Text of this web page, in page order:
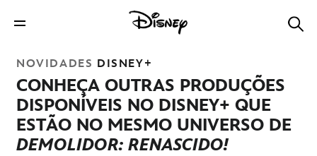
NOVIDADES DISNEY+
CONHEÇA OUTRAS PRODUÇÕES
DISPONÍVEIS NO DISNEY+ QUE
ESTÃO NO MESMO UNIVERSO DE
DEMOLIDOR: RENASCIDO!